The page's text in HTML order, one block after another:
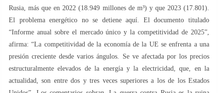
Rusia, más que en 2022 (18.949 millones de m³) y que 2023 (17.801).
El problema energético no se detiene aquí. El documento titulado
“Informe anual sobre el mercado único y la competitividad de 2025”,
afirma: “La competitividad de la economía de la UE se enfrenta a una
presión creciente desde varios ángulos. Se ve afectada por los precios
estructuralmente elevados de la energía y la electricidad, que, en la
actualidad, son entre dos y tres veces superiores a los de los Estados